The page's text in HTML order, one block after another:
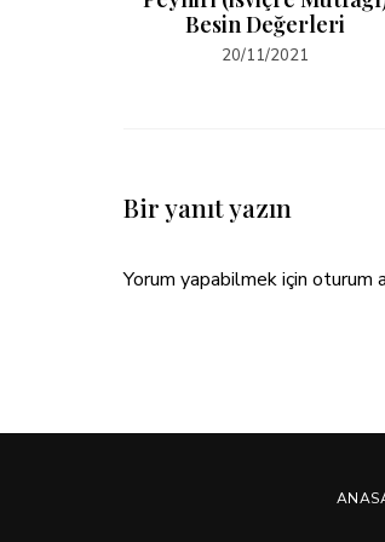
Besin Değerleri
20/11/2021
Bir yanıt yazın
Yorum yapabilmek için oturum